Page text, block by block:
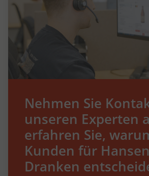
Nehmen Sie
unseren Experten
erfahren Sie,
Kunden für Hansen
Dranken